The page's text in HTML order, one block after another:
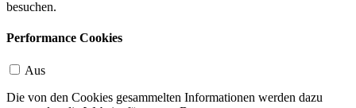
besuchen.
Performance Cookies
Aus
Die von den Cookies gesammelten Informationen werden dazu